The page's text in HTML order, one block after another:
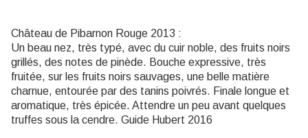
Château de Pibarnon Rouge 2013 :
Un beau nez, très typé, avec du cuir noble, des fruits noirs
grillés, des notes de pinède. Bouche expressive, très
fruitée, sur les fruits noirs sauvages, une belle matière
charnue, entourée par des tanins poivrés. Finale longue et
aromatique, très épicée. Attendre un peu avant quelques
truffes sous la cendre. Guide Hubert 2016